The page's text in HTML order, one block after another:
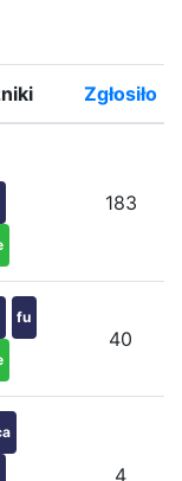
Zgłosiło
183
fu
40
4